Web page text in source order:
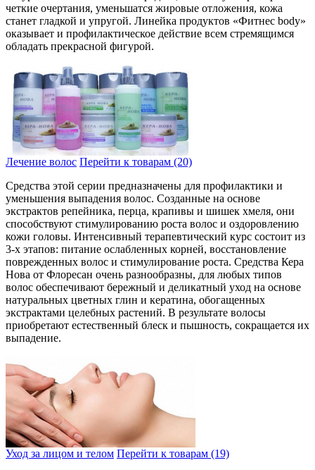
четкие очертания, уменьшатся жировые отложения, кожа
станет гладкой и упругой. Линейка продуктов «Фитнес body»
оказывает и профилактическое действие всем стремящимся
обладать прекрасной фигурой.
Лечение волос Перейти к товарам (20)
Средства этой серии предназначены для профилактики и
уменьшения выпадения волос. Созданные на основе
экстрактов репейника, перца, крапивы и шишек хмеля, они
способствуют стимулированию роста волос и оздоровлению
кожи головы. Интенсивный терапевтический курс состоит из
3-х этапов: питание ослабленных корней, восстановление
поврежденных волос и стимулирование роста. Средства Кера
Нова от Флоресан очень разнообразны, для любых типов
волос обеспечивают бережный и деликатный уход на основе
натуральных цветных глин и кератина, обогащенных
экстрактами целебных растений. В результате волосы
приобретают естественный блеск и пышность, сокращается их
выпадение.
Уход за лицом и телом Перейти к товарам (19)